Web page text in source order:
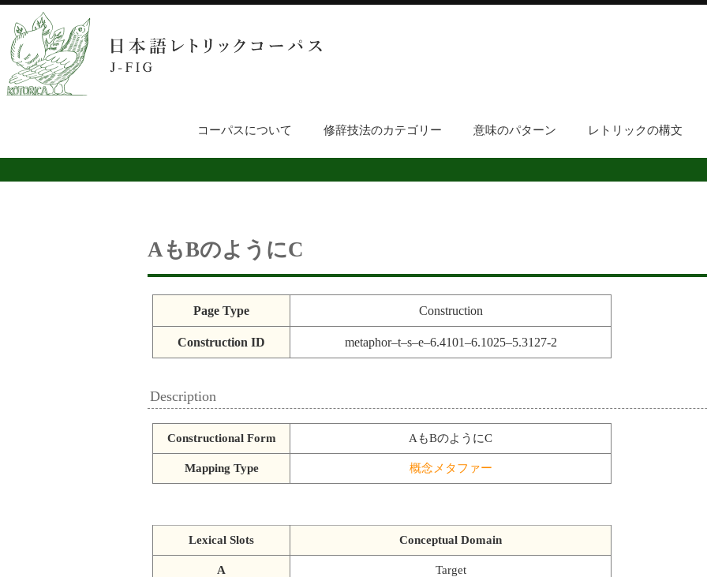
コーパスについて 修辞技法のカテゴリー 意味のパターン レトリックの構文
AもBのようにC
Page Type Construction
Construction ID metaphor–t–s–e–6.4101–6.1025–5.3127-2
Description
Constructional Form AもBのようにC
Mapping Type 概念メタファー
Lexical Slots Conceptual Domain
A Target